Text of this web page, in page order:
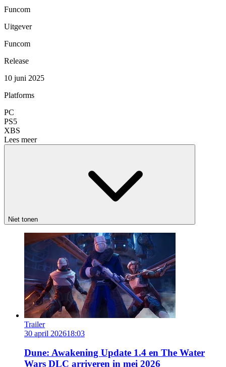
Funcom
Uitgever
Funcom
Release
10 juni 2025
Platforms
PC
PS5
XBS
Lees meer
Niet tonen
Trailer
30 april 202618:03
Dune: Awakening Update 1.4 en The Water
Wars DLC arriveren in mei 2026